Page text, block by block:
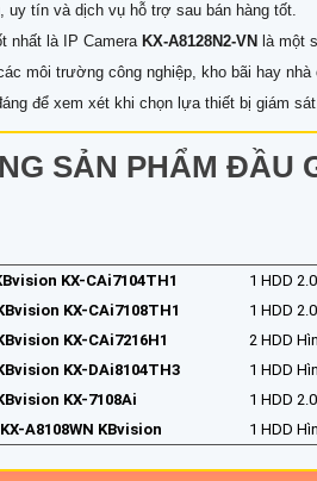
uy tín và dịch vụ hỗ trợ sau bán hàng tốt.
nhất là IP Camera KX-A8128N2-VN là một
môi trường công nghiệp, kho bãi hay
để xem xét khi chọn lựa thiết bị giám
SẢN PHẨM ĐẦU
KX-CAi7104TH1 1 HDD
KX-CAi7108TH1
1 HDD
KX-CAi7216H1
2 HDD
KX-DAi8104TH3
1 HDD
KX-7108Ai
1 HDD
A8108WN KBvision
1 HDD